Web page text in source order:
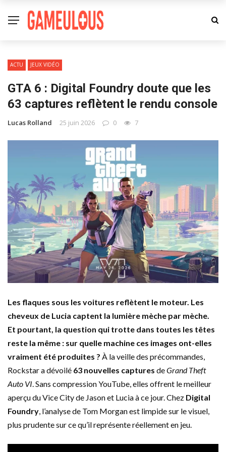
ACTU JEUX VIDÉO
GTA 6 : Digital Foundry doute que les
63 captures reflètent le rendu console
Lucas Rolland 25 juin 2026 0 7
Les flaques sous les voitures reflètent le moteur. Les
cheveux de Lucia captent la lumière mèche par mèche.
Et pourtant, la question qui trotte dans toutes les têtes
reste la même : sur quelle machine ces images ont-elles
vraiment été produites ? À la veille des précommandes,
Rockstar a dévoilé 63 nouvelles captures deGrand Theft
Auto VI. Sans compression YouTube, elles offrent le meilleur
aperçu du Vice City de Jason et Lucia à ce jour. Chez Digital
Foundry, l’analyse de Tom Morgan est limpide sur le visuel,
plus prudente sur ce qu’il représente réellement en jeu.